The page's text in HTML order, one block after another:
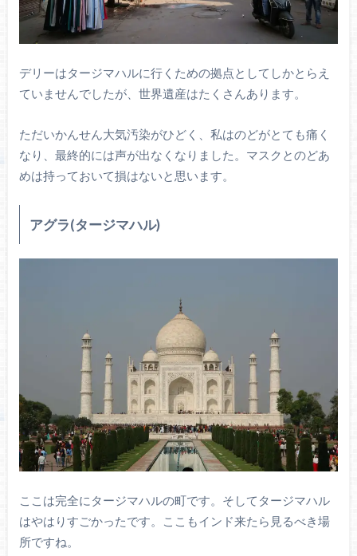
デリーはタージマハルに行くための拠点としてしかとらえ
ていませんでしたが、世界遺産はたくさんあります。
ただいかんせん大気汚染がひどく、私はのどがとても痛く
なり、最終的には声が出なくなりました。マスクとのどあ
めは持っておいて損はないと思います。
アグラ(タージマハル)
ここは完全にタージマハルの町です。そしてタージマハル
はやはりすごかったです。ここもインド来たら見るべき場
所ですね。